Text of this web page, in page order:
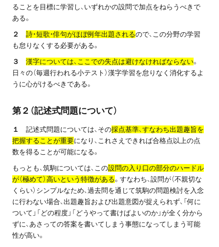
採用情報
プライバシーポリシー
免責事項・著作権等
プロ教師が届ける
0120-11-3967
受付:9:30～21:30(定休:日曜・祝日)
ることを目標に学習し、いずれかの設問で加点をねらうべきで
ある。
２ 詩・短歌・俳句がほぼ例年出題されるので、この分野の学習
も怠りなくする必要がある。
３ 漢字については、ここでの失点は避けなければならない。
日々の（毎週行われる小テスト）漢字学習を怠りなく消化するよ
うに心がけるべきである。
第２（記述式問題について）
１ 記述式問題については、その採点基準、すなわち出題趣旨を
把握することが重要になり、これさえできれば合格点以上の点
数を得ることが可能になる。
もっとも、筑駒については、この設問の入り口の部分のハードル
が（極めて）高いという特徴がある。すなわち、設問が（不親切な
くらい）シンプルなため、過去問を通じて筑駒の問題検討を入念
に行わない場合、出題趣旨および出題意図が捉えられず、「何に
ついて」「どの程度」「どうやって書けばよいのか」が全く分から
ずに、あさっての答案を書いてしまう事態になってしまう可能
性が高い。